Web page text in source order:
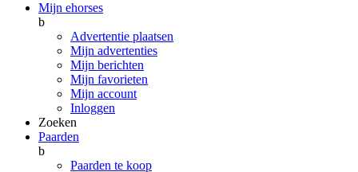
Mijn ehorses
b
Advertentie plaatsen
Mijn advertenties
Mijn berichten
Mijn favorieten
Mijn account
Inloggen
Zoeken
Paarden
b
Paarden te koop